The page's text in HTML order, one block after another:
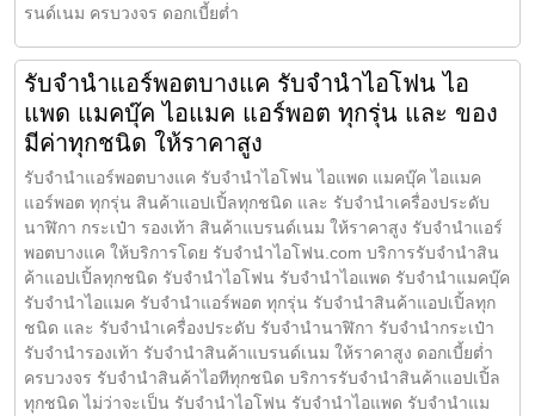
รนด์เนม ครบวงจร ดอกเบี้ยต่ำ
รับจำนำแอร์พอตบางแค รับจำนำไอโฟน ไอ
แพด แมคบุ๊ค ไอแมค แอร์พอต ทุกรุ่น และ ของ
มีค่าทุกชนิด ให้ราคาสูง
รับจำนำแอร์พอตบางแค รับจำนำไอโฟน ไอแพด แมคบุ๊ค ไอแมค
แอร์พอต ทุกรุ่น สินค้าแอปเปิ้ลทุกชนิด และ รับจำนำเครื่องประดับ
นาฬิกา กระเป๋า รองเท้า สินค้าแบรนด์เนม ให้ราคาสูง รับจำนำแอร์
พอตบางแค ให้บริการโดย รับจํานําไอโฟน.com บริการรับจำนำสิน
ค้าแอปเปิ้ลทุกชนิด รับจำนำไอโฟน รับจำนำไอแพด รับจำนำแมคบุ๊ค
รับจำนำไอแมค รับจำนำแอร์พอต ทุกรุ่น รับจำนำสินค้าแอปเปิ้ลทุก
ชนิด และ รับจำนำเครื่องประดับ รับจำนำนาฬิกา รับจำนำกระเป๋า
รับจำนำรองเท้า รับจำนำสินค้าแบรนด์เนม ให้ราคาสูง ดอกเบี้ยต่ำ
ครบวงจร รับจำนำสินค้าไอทีทุกชนิด บริการรับจำนำสินค้าแอปเปิ้ล
ทุกชนิด ไม่ว่าจะเป็น รับจำนำไอโฟน รับจำนำไอแพด รับจำนำแม